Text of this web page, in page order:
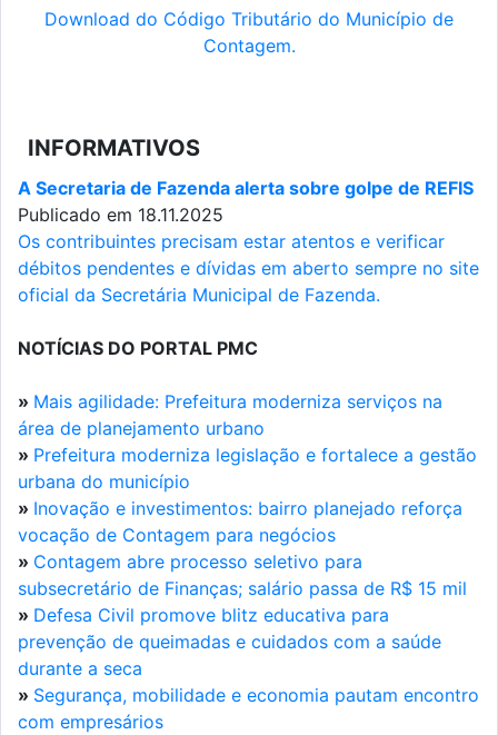
Download do Código Tributário do Município de
Contagem.
INFORMATIVOS
A Secretaria de Fazenda alerta sobre golpe de REFIS
Publicado em 18.11.2025
Os contribuintes precisam estar atentos e verificar
débitos pendentes e dívidas em aberto sempre no site
oficial da Secretária Municipal de Fazenda.
NOTÍCIAS DO PORTAL PMC
» Mais agilidade: Prefeitura moderniza serviços na
área de planejamento urbano
» Prefeitura moderniza legislação e fortalece a gestão
urbana do município
» Inovação e investimentos: bairro planejado reforça
vocação de Contagem para negócios
» Contagem abre processo seletivo para
subsecretário de Finanças; salário passa de R$ 15 mil
» Defesa Civil promove blitz educativa para
prevenção de queimadas e cuidados com a saúde
durante a seca
» Segurança, mobilidade e economia pautam encontro
com empresários